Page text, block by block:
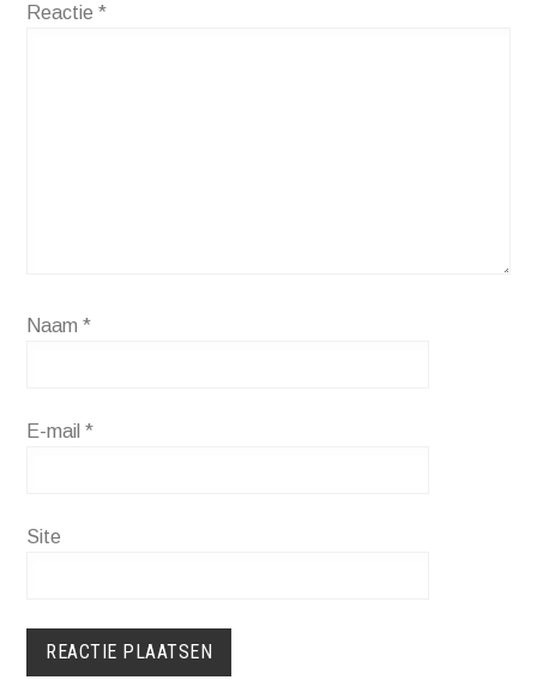
Reactie*
Naam*
E-mail*
Site